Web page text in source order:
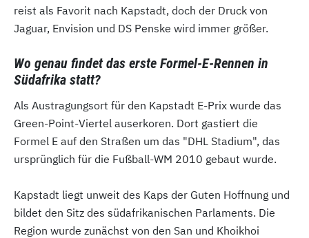
reist als Favorit nach Kapstadt, doch der Druck von
Jaguar, Envision und DS Penske wird immer größer.
Wo genau findet das erste Formel-E-Rennen in
Südafrika statt?
Als Austragungsort für den Kapstadt E-Prix wurde das
Green-Point-Viertel auserkoren. Dort gastiert die
Formel E auf den Straßen um das "DHL Stadium", das
ursprünglich für die Fußball-WM 2010 gebaut wurde.
Kapstadt liegt unweit des Kaps der Guten Hoffnung und
bildet den Sitz des südafrikanischen Parlaments. Die
Region wurde zunächst von den San und Khoikhoi